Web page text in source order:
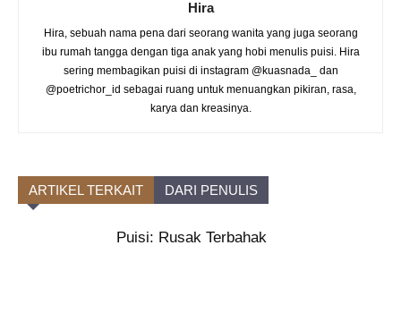
Hira
Hira, sebuah nama pena dari seorang wanita yang juga seorang
ibu rumah tangga dengan tiga anak yang hobi menulis puisi. Hira
sering membagikan puisi di instagram @kuasnada_ dan
@poetrichor_id sebagai ruang untuk menuangkan pikiran, rasa,
karya dan kreasinya.
ARTIKEL TERKAIT DARI PENULIS
Puisi: Rusak Terbahak